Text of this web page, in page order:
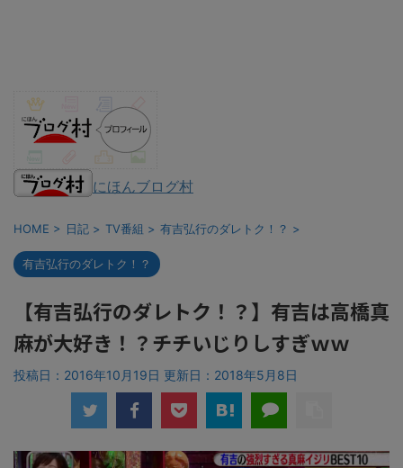
にほんブログ村
HOME > 日記 > TV番組 > 有吉弘行のダレトク！？ >
有吉弘行のダレトク！？
【有吉弘行のダレトク！？】有吉は高橋真
麻が大好き！？チチいじりしすぎｗｗ
投稿日：2016年10月19日 更新日： 2018年5月8日